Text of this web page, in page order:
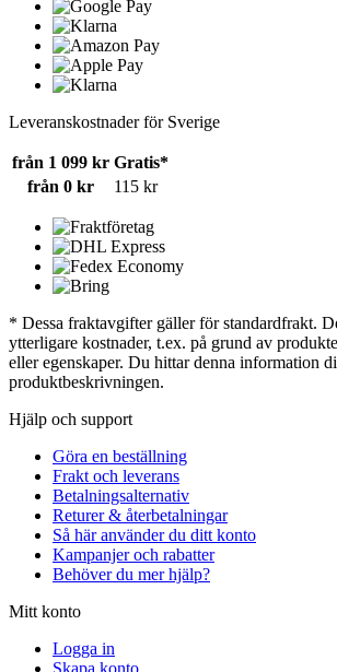
Leveranskostnader för Sverige
från 1 099 kr Gratis*
från 0 kr
115 kr
* Dessa fraktavgifter gäller för standardfrakt.
ytterligare kostnader, t.ex. på grund av
eller egenskaper. Du hittar denna information
produktbeskrivningen.
Hjälp och support
Göra en beställning
Frakt och leverans
Betalningsalternativ
Returer & återbetalningar
Så här använder du ditt konto
Kampanjer och rabatter
Behöver du mer hjälp?
Mitt konto
Logga in